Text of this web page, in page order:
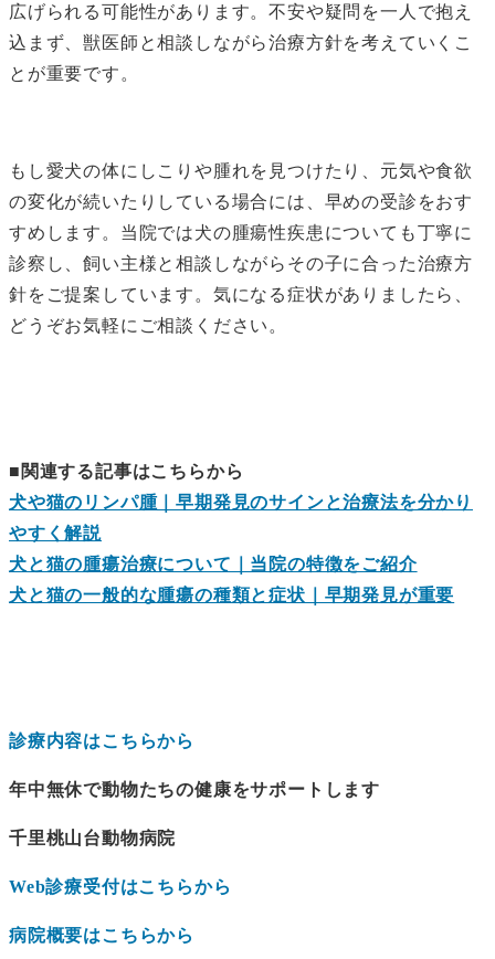
広げられる可能性があります。不安や疑問を一人で抱え
込まず、獣医師と相談しながら治療方針を考えていくこ
とが重要です。
もし愛犬の体にしこりや腫れを見つけたり、元気や食欲
の変化が続いたりしている場合には、早めの受診をおす
すめします。当院では犬の腫瘍性疾患についても丁寧に
診察し、飼い主様と相談しながらその子に合った治療方
針をご提案しています。気になる症状がありましたら、
どうぞお気軽にご相談ください。
■関連する記事はこちらから
犬や猫のリンパ腫｜早期発見のサインと治療法を分かり
やすく解説
犬と猫の腫瘍治療について｜当院の特徴をご紹介
犬と猫の一般的な腫瘍の種類と症状｜早期発見が重要
診療内容はこちらから
年中無休で動物たちの健康をサポートします
千里桃山台動物病院
Web診療受付はこちらから
病院概要はこちらから